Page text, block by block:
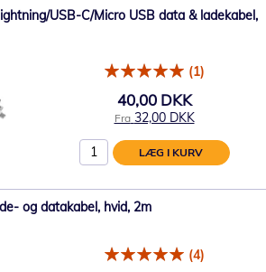
USB-C/Micro USB data & ladekabel,
(1)
40,00 DKK
Fra 32,00 DKK
LÆG I KURV
og datakabel, hvid, 2m
(4)